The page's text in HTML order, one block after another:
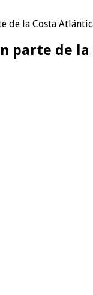
la Costa
de